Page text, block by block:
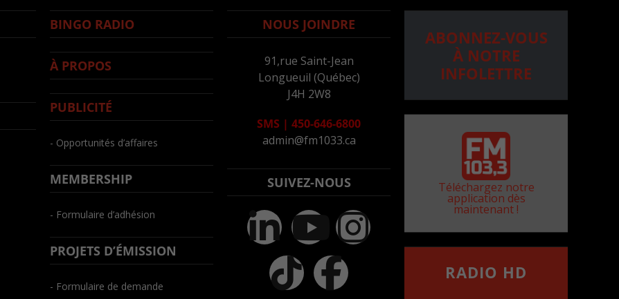
BINGO RADIO
À PROPOS
PUBLICITÉ
- Opportunités d’affaires
MEMBERSHIP
- Formulaire d’adhésion
PROJETS D’ÉMISSION
- Formulaire de demande
NOUS JOINDRE
91,rue Saint-Jean
Longueuil (Québec)
J4H 2W8
SMS | 450-646-6800
admin@fm1033.ca
SUIVEZ-NOUS
ABONNEZ-VOUS
À NOTRE
INFOLETTRE
Téléchargez notre
application dès
maintenant !
RADIO HD